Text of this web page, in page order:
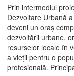
Prin intermediul
Dezvoltare Urbană
deveni un oraş
dezvoltării urbane,
resurselor locale în
a vieţii pentru o
profesională.